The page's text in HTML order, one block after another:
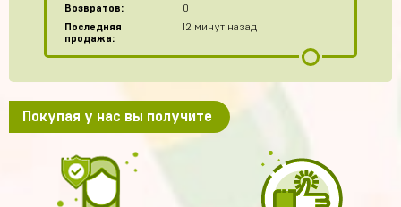
Возвратов:
0
Последняя
продажа:
12 минут назад
Покупая у нас вы получите